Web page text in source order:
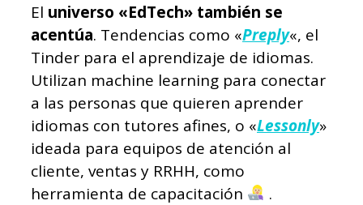
El universo «EdTech» también se
acentúa. Tendencias como «Preply«, el
Tinder para el aprendizaje de idiomas.
Utilizan machine learning para conectar
a las personas que quieren aprender
idiomas con tutores afines, o «Lessonly»
ideada para equipos de atención al
cliente, ventas y RRHH, como
herramienta de capacitación
.